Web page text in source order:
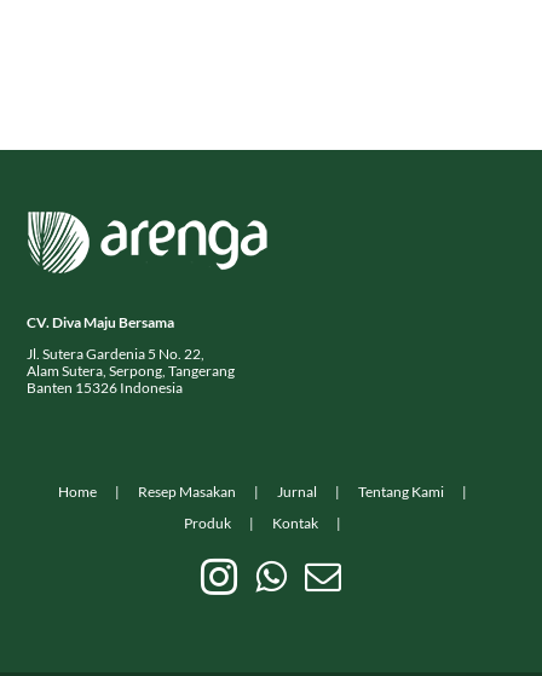
CV. Diva Maju Bersama
Jl. Sutera Gardenia 5 No. 22,
Alam Sutera, Serpong, Tangerang
Banten 15326 Indonesia
Home Resep Masakan Jurnal
Tentang Kami
Produk
Kontak